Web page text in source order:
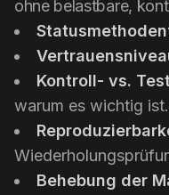
ohne belastbare,
Kontroll- vs.
warum es wichtig ist.
Behebung der